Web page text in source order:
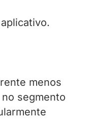
menos
segmento